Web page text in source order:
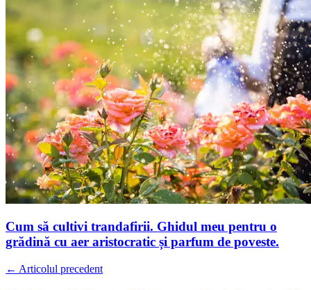
Cum să cultivi trandafirii. Ghidul meu pentru o
grădină cu aer aristocratic și parfum de poveste.
← Articolul precedent